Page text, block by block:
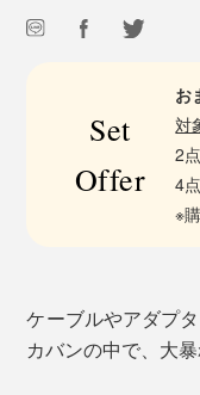
Set
Offer
お
対
2
4
※
ケーブルやアダプ
カバンの中で、大